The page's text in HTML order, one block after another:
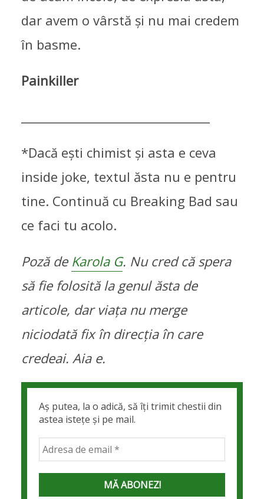
dar avem o vârstă și nu mai credem
în basme.
Painkiller
*Dacă ești chimist și asta e ceva
inside joke, textul ăsta nu e pentru
tine. Continuă cu Breaking Bad sau
ce faci tu acolo.
Poză de Karola G. Nu cred că spera
să fie folosită la genul ăsta de
articole, dar viața nu merge
niciodată fix în direcția în care
credeai. Aia e.
Aș putea, la o adică, să îți trimit chestii din
astea istețe și pe mail.